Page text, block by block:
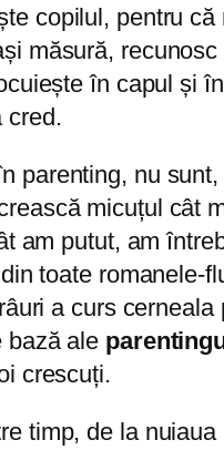
copilul, pentru
măsură,
în capul și
cred.
parenting, nu
micuțul cât
am putut, am
toate romanele-
a curs
bază ale
crescuți.
timp, de la